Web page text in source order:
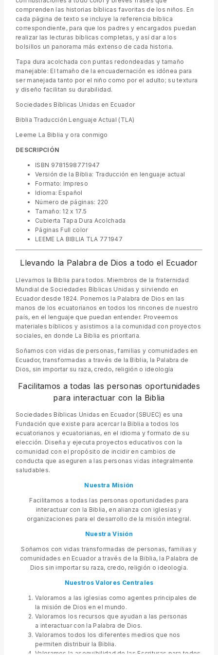
comprenden las historias bíblicas favoritas de los niños. En
cada página de texto se incluye la referencia bíblica
correspondiente, para que los padres y encargados puedan
realizar las lecturas bíblicas completas, y así dar a los
bolsillos un panorama más extenso de cada historia.
Tapa dura acolchada con puntas redondeadas y tamaño
manejable: El tamaño de la encuadernación es idónea para
ser manejada tanto por el niño como por el adulto; su textura
y diseño facilitan su durabilidad.
Sociedades Bíblicas Unidas en Ecuador
Biblia Traducción Lenguaje Actual (TLA)
Leeme La Biblia y ora conmigo
DESCRIPCIÓN
ISBN 9781598771947
Versión de la Bíblia: Traducción en lenguaje actual
Formato: Impreso
Idioma: Español
Número de páginas: 220
Tamaño: 12 x 17.5
Cubierta Tapa Dura Acolchada
Páginas Full color
LEEME LA BIBLIA TLA 771947
Llevando la Palabra de Dios a todo el Ecuador
Llevamos la Biblia para todos. Miembros de la fraternidad
Mundial de Sociedades Bíblicas Unidas y sirviendo en
Ecuador desde 1824. Ponemos la Palabra de Dios en las
manos de los ecuatorianos en todos los rincones de nuestro
país, en el lenguaje que puedan entender. Proveemos
materiales bíblicos y asistimos a la comunidad con proyectos
sociales, en donde La Biblia es prioritaria.
Soñamos con vidas de personas, familias y comunidades en
Ecuador, transformadas a través de la Biblia, la Palabra de
Dios, sin importar su raza, credo, religión o ideología
Facilitamos a todas las personas oportunidades
para interactuar con la Biblia
Sociedades Bíblicas Unidas en Ecuador (SBUEC) es una
Fundación que existe para acercar la Biblia a todos los
ecuatorianos y ecuatorianas, en el idioma y formato de su
elección. Diseña y ejecuta proyectos educativos con la
comunidad con el propósito de incidir en cambios de
conducta que aseguren a las personas vidas integralmente
saludables.
Nuestra Misión
Facilitamos a todas las personas oportunidades para
interactuar con la Biblia, en alianza con iglesias y
organizaciones para el desarrollo de la misión integral.
Nuestra Visión
Soñamos con vidas transformadas de personas, familias y
comunidades en Ecuador a través de la Biblia, la Palabra de
Dios sin importar su raza, credo, religión o ideología.
Nuestros Valores Centrales
Valoramos a las iglesias como agentes principales de
la misión de Dios en el mundo.
Valoramos los recursos que ayudan a las personas
a interactuar con la Palabra de Dios.
Valoramos todos los diferentes medios que nos
permiten distribuir la Biblia.
Valoramos la asequibilidad de las Escrituras para todos.